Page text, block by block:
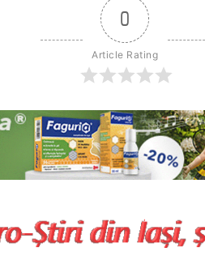
0
Article Rating